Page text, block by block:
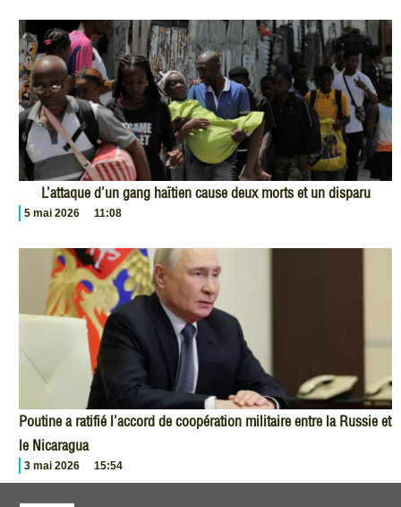
L’attaque d’un gang haïtien cause deux morts et un disparu
5 mai 2026 11:08
Poutine a ratifié l’accord de coopération militaire entre la Russie et
le Nicaragua
3 mai 2026 15:54